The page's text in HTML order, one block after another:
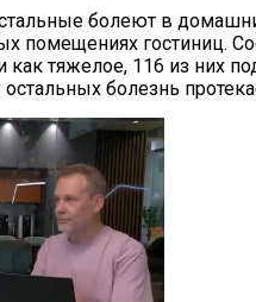
болеют в
помещениях гостиниц.
как тяжелое, 116 из них
болезнь